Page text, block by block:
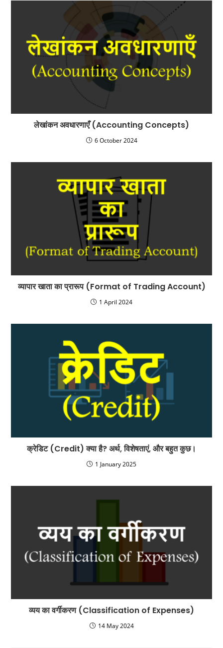
लेखांकन अवधारणाएँ (Accounting Concepts)
6 October 2024
व्यापार खाता का प्रारूप (Format of Trading Account)
1 April 2024
क्रेडिट (Credit) क्या है? अर्थ, विशेषताएं, और बहुत कुछ।
1 January 2025
व्यय का वर्गीकरण (Classification of Expenses)
14 May 2024